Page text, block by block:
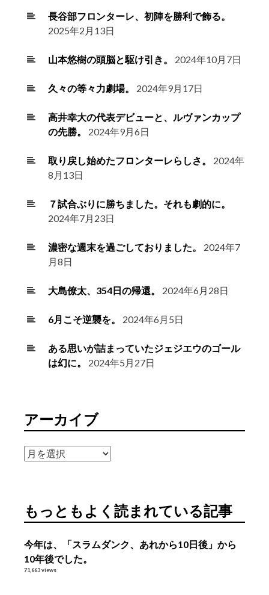
長谷部フロンターレ、初陣を勝利で飾る。
2025年2月13日
山本悠樹の頭脳と駆け引き。 2024年10月7日
久々の等々力劇場。 2024年9月17日
高井幸大の代表デビューと、ルヴァンカップ
の先勝。
2024年9月6日
取り戻し始めたフロンターレらしさ。
2024年
8月13日
７試合ぶりに勝ちました。それも劇的に。
2024年7月23日
濃密な週末を過ごしておりました。
2024年7
月8日
大島僚太、354日の帰還。 2024年6月28日
6月こそ逆襲を。 2024年6月5日
ある思いが詰まっていたジェジエウのゴール
は幻に。
2024年5月27日
アーカイブ
ア
ブ
もっともよく読まれている記事
今年は、「スラムダンク、あれから10日後」から
10年後でした。
71,663 views